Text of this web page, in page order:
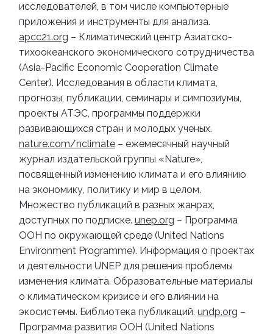
исследователей, в том числе компьютерные
приложения и инструменты для анализа.
apcc21.org – Климатический центр Азиатско-
тихоокеанского экономического сотрудничества
(Asia-Pacific Economic Cooperation Climate
Center). Исследования в области климата,
прогнозы, публикации, семинары и симпозиумы,
проекты АТЭС, программы поддержки
развивающихся стран и молодых ученых.
nature.com/nclimate – ежемесячный научный
журнал издательской группы «Nature»,
посвященный изменению климата и его влиянию
на экономику, политику и мир в целом.
Множество публикаций в разных жанрах,
доступных по подписке. unep.org – Программа
ООН по окружающей среде (United Nations
Environment Programme). Информация о проектах
и деятельности UNEP для решения проблемы
изменения климата. Образовательные материалы
о климатическом кризисе и его влиянии на
экосистемы. Библиотека публикаций. undp.org –
Программа развития ООН (United Nations